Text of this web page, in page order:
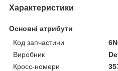
Характеристики
Основні атрибути
Код запчастини
Виробник
Кросс-номери